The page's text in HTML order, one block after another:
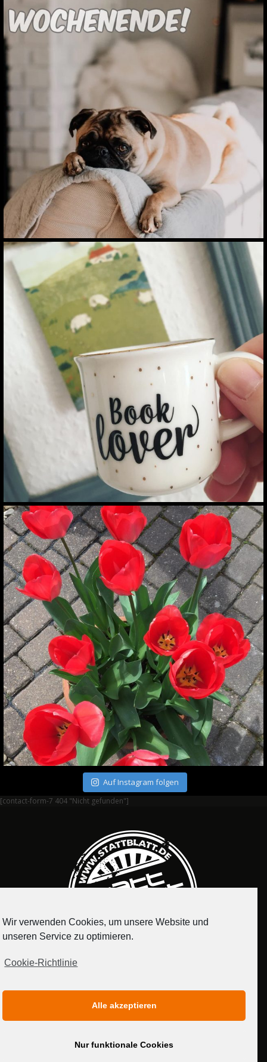
Auf Instagram folgen
[contact-form-7 404 "Nicht gefunden"]
MEDIADATEN
Wir verwenden Cookies, um unsere Website und
unseren Service zu optimieren.
Cookie-Richtlinie
Alle akzeptieren
Nur funktionale Cookies